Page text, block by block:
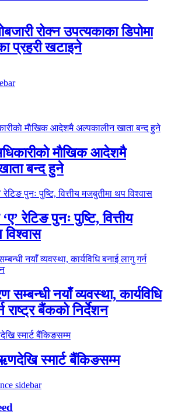
रोक्न उपत्यकाका डिपोमा
प्रहरी खटाइने
माैखिक आदेशमै
बन्द हुने
रेटिङ पुनः पुष्टि, वित्तीय
सम्बन्धी नयाँ व्यवस्था, कार्यविधि
राष्ट्र बैंकको निर्देशन
स्मार्ट बैंकिङसम्म